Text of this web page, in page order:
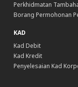
Perkhidmatan
Borang Permohonan
KAD
Kad Debit
Kad Kredit
Penyelesaian Kad